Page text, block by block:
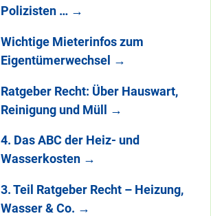
Polizisten … →
Wichtige Mieterinfos zum
Eigentümerwechsel →
Ratgeber Recht: Über Hauswart,
Reinigung und Müll →
4. Das ABC der Heiz- und
Wasserkosten →
3. Teil Ratgeber Recht – Heizung,
Wasser & Co. →